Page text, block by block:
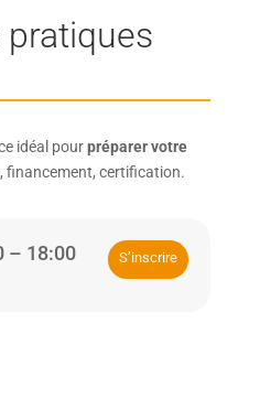
idéal pourpréparer votre
financement, certification.
S’inscrire
– 18:00